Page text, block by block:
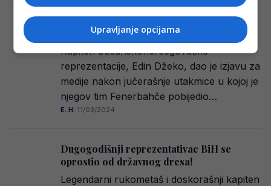
Džekina izjava uzburkala nogometnu
javnost u Turskoj..
Kapiten bosanskohercegovačke
reprezentacije, Edin Džeko, dao je izjavu za
medije nakon jučerašnje utakmice u kojoj je
njegov tim Fenerbahče pobijedio…
E. H.·11/03/2024
Dugogodišnji reprezentativac BiH se
oprostio od državnog dresa!
Legendarni rukometaš i doskorašnji kapiten
Upravljanje opcijama